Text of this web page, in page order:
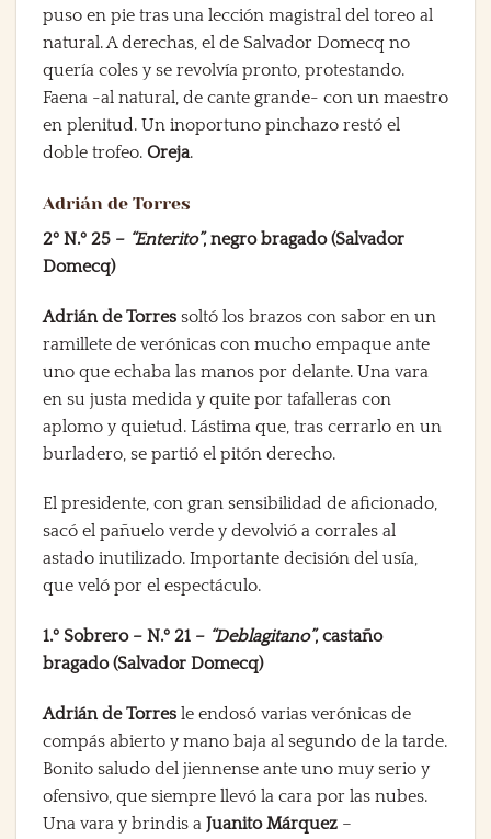
puso en pie tras una lección magistral del toreo al
natural. A derechas, el de Salvador Domecq no
quería coles y se revolvía pronto, protestando.
Faena -al natural, de cante grande- con un maestro
en plenitud. Un inoportuno pinchazo restó el
doble trofeo. Oreja.
Adrián de Torres
2º N.º 25 – “Enterito”, negro bragado (Salvador
Domecq)
Adrián de Torres soltó los brazos con sabor en un
ramillete de verónicas con mucho empaque ante
uno que echaba las manos por delante. Una vara
en su justa medida y quite por tafalleras con
aplomo y quietud. Lástima que, tras cerrarlo en un
burladero, se partió el pitón derecho.
El presidente, con gran sensibilidad de aficionado,
sacó el pañuelo verde y devolvió a corrales al
astado inutilizado. Importante decisión del usía,
que veló por el espectáculo.
1.º Sobrero – N.º 21 – “Deblagitano”, castaño
bragado (Salvador Domecq)
Adrián de Torres le endosó varias verónicas de
compás abierto y mano baja al segundo de la tarde.
Bonito saludo del jiennense ante uno muy serio y
ofensivo, que siempre llevó la cara por las nubes.
Una vara y brindis a Juanito Márquez –